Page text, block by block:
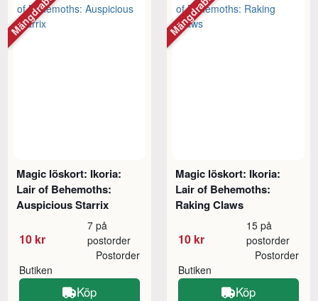
Magic löskort: Ikoria:
Lair of Behemoths:
Auspicious Starrix
10 kr
7 på
postorder
Butiken
Postorder
Köp
Magic löskort: Ikoria:
Lair of Behemoths:
Raking Claws
10 kr
15 på
postorder
Butiken
Postorder
Köp